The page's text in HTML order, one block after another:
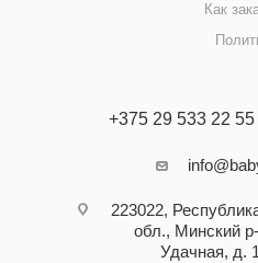
Как
+375 29 533 22 55
223022,
обл., Минский
Удачная, д.